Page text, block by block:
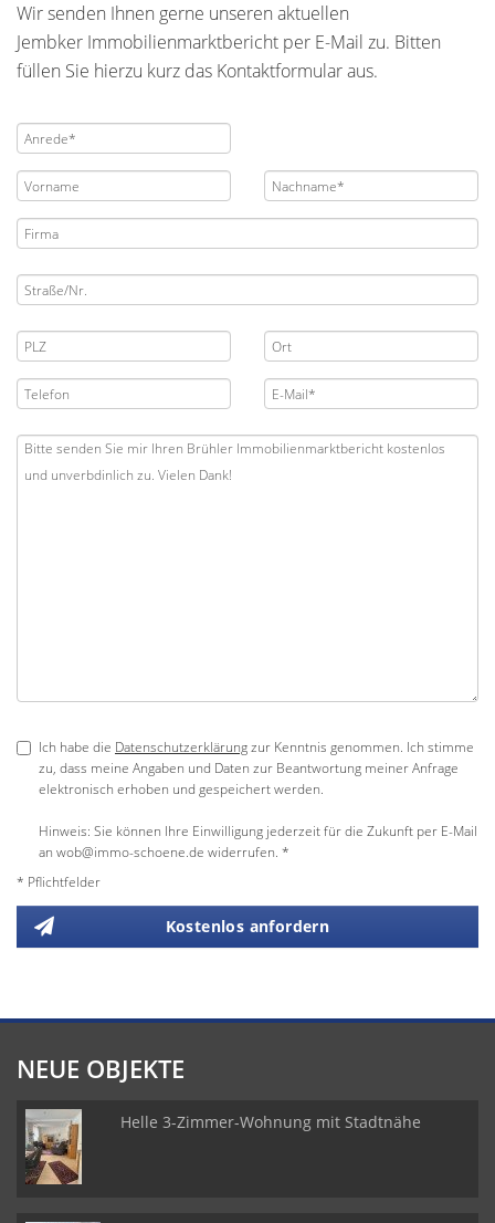
Wir senden Ihnen gerne unseren aktuellen
Jembker Immobilienmarktbericht per E-Mail zu. Bitten
füllen Sie hierzu kurz das Kontaktformular aus.
Ich habe die Datenschutzerklärungzur Kenntnis genommen. Ich stimme
zu, dass meine Angaben und Daten zur Beantwortung meiner Anfrage
elektronisch erhoben und gespeichert werden.
Hinweis: Sie können Ihre Einwilligung jederzeit für die Zukunft per E-Mail
an wob@immo-schoene.de widerrufen. *
* Pflichtfelder
Kostenlos anfordern
NEUE OBJEKTE
Helle 3-Zimmer-Wohnung mit Stadtnähe